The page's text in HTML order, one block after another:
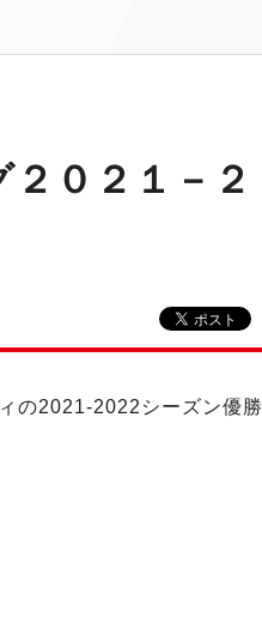
０２１－２
の2021-2022シーズン優勝